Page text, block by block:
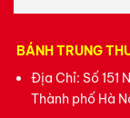
BÁNH TRUNG
Địa Chỉ: Số 151
Thành phố Hà